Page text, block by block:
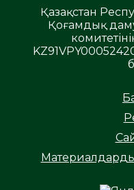
Қазақстан
Қоғамдық